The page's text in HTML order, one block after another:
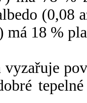
(0,08
má 18 %